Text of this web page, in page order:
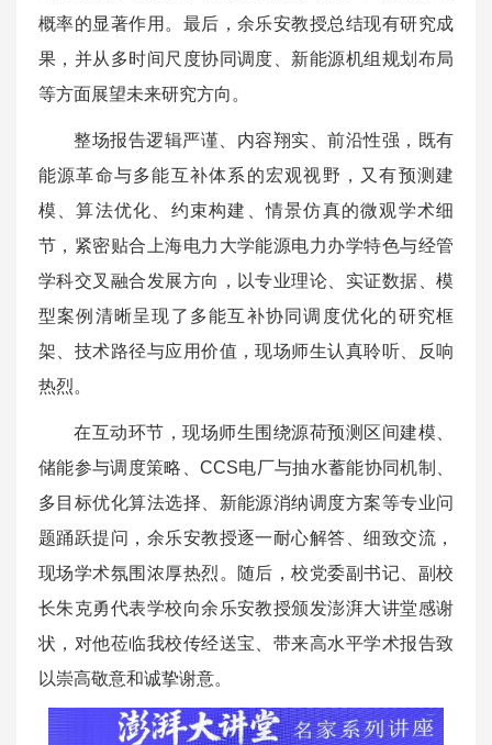
概率的显著作用。最后，余乐安教授总结现有研究成
果，并从多时间尺度协同调度、新能源机组规划布局
等方面展望未来研究方向。
整场报告逻辑严谨、内容翔实、前沿性强，既有
能源革命与多能互补体系的宏观视野，又有预测建
模、算法优化、约束构建、情景仿真的微观学术细
节，紧密贴合上海电力大学能源电力办学特色与经管
学科交叉融合发展方向，以专业理论、实证数据、模
型案例清晰呈现了多能互补协同调度优化的研究框
架、技术路径与应用价值，现场师生认真聆听、反响
热烈。
在互动环节，现场师生围绕源荷预测区间建模、
储能参与调度策略、CCS电厂与抽水蓄能协同机制、
多目标优化算法选择、新能源消纳调度方案等专业问
题踊跃提问，余乐安教授逐一耐心解答、细致交流，
现场学术氛围浓厚热烈。随后，校党委副书记、副校
长朱克勇代表学校向余乐安教授颁发澎湃大讲堂感谢
状，对他莅临我校传经送宝、带来高水平学术报告致
以崇高敬意和诚挚谢意。